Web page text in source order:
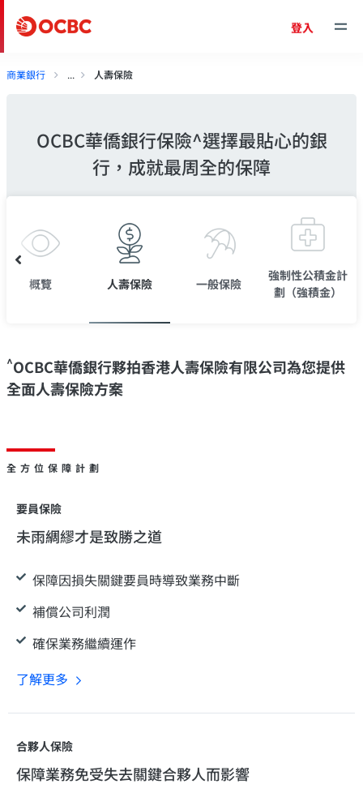
登入
商業銀行 人壽保險
OCBC華僑銀行保險^選擇最貼心的銀
行，成就最周全的保障
概覽 人壽保險 一般保險
強制性公積金計
劃（強積金）
^OCBC華僑銀行夥拍香港人壽保險有限公司為您提供
全面人壽保險方案
全方位保障計劃
要員保險
未雨綢繆才是致勝之道
保障因損失關鍵要員時導致業務中斷
補償公司利潤
確保業務繼續運作
了解更多
合夥人保險
保障業務免受失去關鍵合夥人而影響